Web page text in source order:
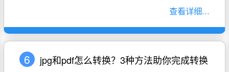
查看详细...
6 jpg和pdf怎么转换？3种方法助你完成转换